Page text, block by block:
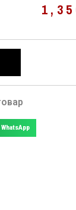
WhatsApp